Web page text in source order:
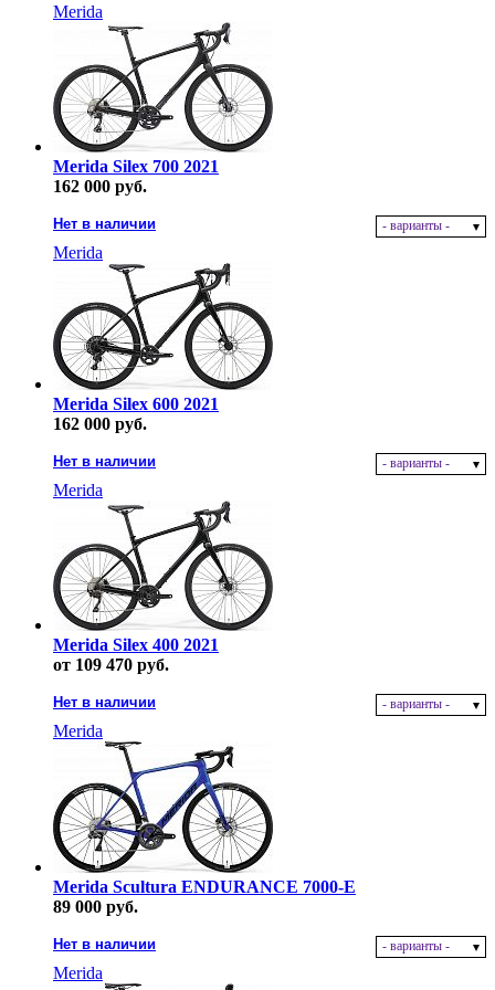
Merida
Merida Silex 700 2021
162 000 руб.
Нет в наличии - варианты -
Merida
Merida Silex 600 2021
162 000 руб.
Нет в наличии - варианты -
Merida
Merida Silex 400 2021
от 109 470 руб.
Нет в наличии - варианты -
Merida
Merida Scultura ENDURANCE 7000-E
89 000 руб.
Нет в наличии - варианты -
Merida